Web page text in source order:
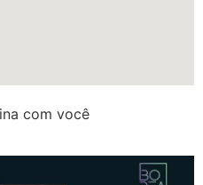
com você